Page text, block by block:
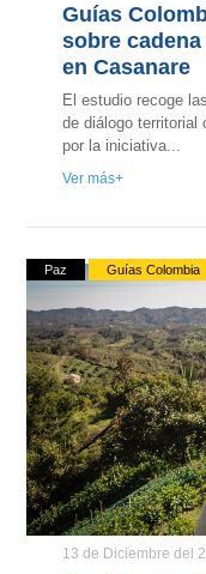
Guías
sobre
en Casanare
El estudio recoge
de diálogo territorial
por la iniciativa...
Ver más
Paz Guías Colombia
13 de Diciembre del